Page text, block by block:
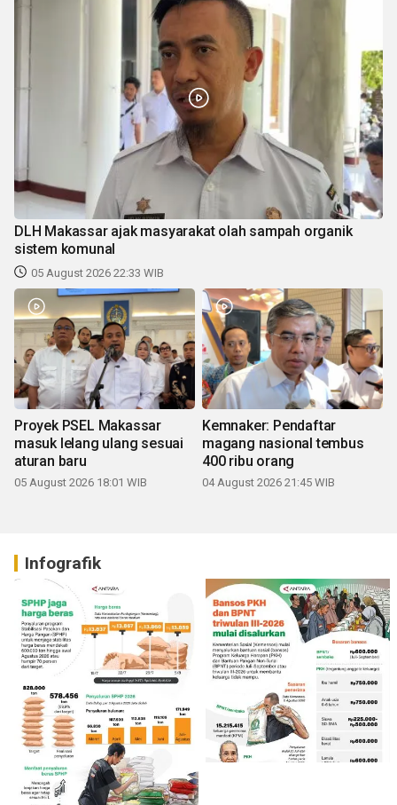
DLH Makassar ajak masyarakat olah sampah organik
sistem komunal
05 August 2026 22:33 WIB
Proyek PSEL Makassar
masuk lelang ulang sesuai
aturan baru
05 August 2026 18:01 WIB
Kemnaker: Pendaftar
magang nasional tembus
400 ribu orang
04 August 2026 21:45 WIB
Infografik